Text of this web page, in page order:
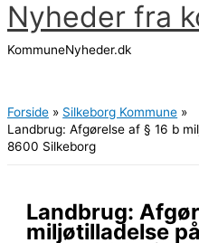
Gå
til
indholdet
Nyheder fra
KommuneNyheder.dk
Forside
Silkeborg Kommune
Landbrug: Afgørelse af § 16 b
8600 Silkeborg
Landbrug:
miljøtilladelse